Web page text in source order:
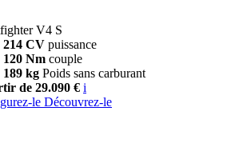
V4 S
214 CV puissance
120 Nm couple
189 kg Poids sans carburant
de 29.090 € i
le Découvrez-le